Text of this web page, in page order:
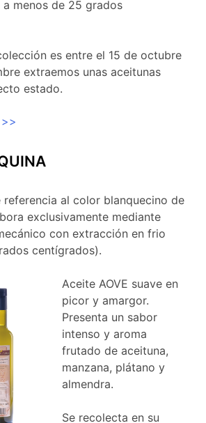
menos de 25 grados
es entre el 15 de octubre
extraemos unas aceitunas
estado.
referencia al color blanquecino de
exclusivamente mediante
con extracción en frio
centígrados).
Aceite AOVE suave en
picor y amargor.
Presenta un sabor
intenso y aroma
frutado de aceituna,
manzana, plátano y
almendra.
Se recolecta en su